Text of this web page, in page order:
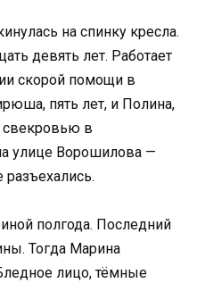
на спинку кресла.
девять лет. Работает
скорой помощи в
пять лет, и Полина,
свекровью в
улице Ворошилова —
разъехались.
полгода. Последний
Тогда Марина
лицо, тёмные